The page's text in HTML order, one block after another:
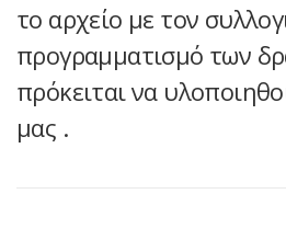
το αρχείο με τον
προγραμματισμό των
πρόκειται να
μας .